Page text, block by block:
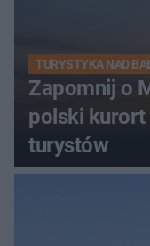
TURYSTYKA NAD
Zapomnij o
polski kurort
turystów